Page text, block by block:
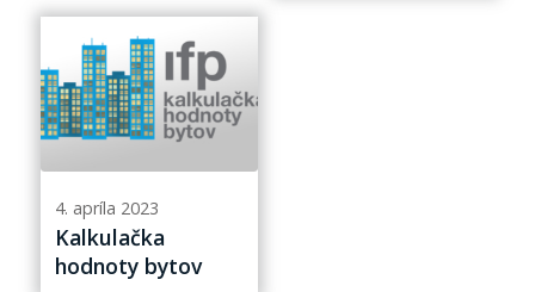
4. apríla 2023
Kalkulačka
hodnoty bytov